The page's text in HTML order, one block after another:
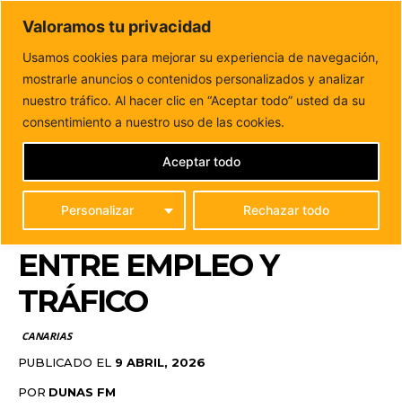
Valoramos tu privacidad
Usamos cookies para mejorar su experiencia de navegación,
mostrarle anuncios o contenidos personalizados y analizar
nuestro tráfico. Al hacer clic en “Aceptar todo” usted da su
consentimiento a nuestro uso de las cookies.
Personalizar Rechazar todo
Aceptar todo
DUNAS FM
Tu informacion de forma cercana
Inicio CANARIAS
Canarias refuerza la seguridad laboral
en carretera con un nuevo protocolo entre...
CANARIAS REFUERZA LA
SEGURIDAD LABORAL
EN CARRETERA CON UN
NUEVO PROTOCOLO
ENTRE EMPLEO Y
TRÁFICO
CANARIAS
PUBLICADO EL 9 ABRIL, 2026
POR DUNAS FM